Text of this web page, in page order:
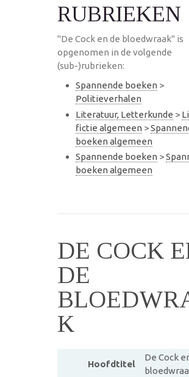
RUBRIEKEN
"De Cock en de bloedwraak" is
opgenomen in de volgende
(sub-)rubrieken:
Spannende boeken >
Politieverhalen
Literatuur, Letterkunde >
fictie algemeen >
boeken algemeen
Spannende boeken >
boeken algemeen
DE COCK
DE
K
Hoofdtitel
De Cock